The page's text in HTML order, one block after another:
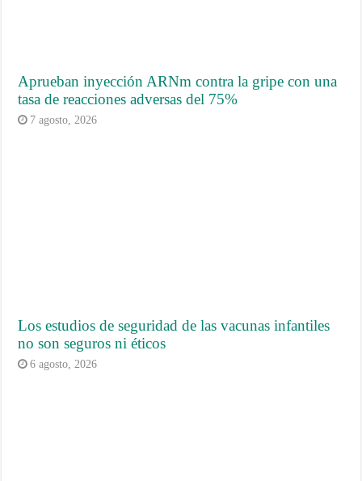
Aprueban inyección ARNm contra la gripe con una
tasa de reacciones adversas del 75%
7 agosto, 2026
Los estudios de seguridad de las vacunas infantiles
no son seguros ni éticos
6 agosto, 2026